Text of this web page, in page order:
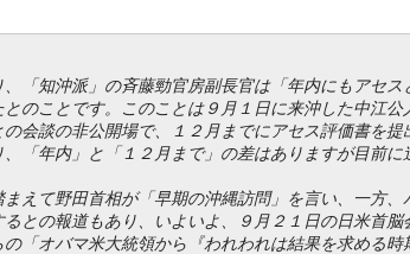
「知沖派」の斉藤勁官房副長官は「年内にもアセス
のことです。このことは９月１日に来沖した中江公
会談の非公開場で、１２月までにアセス評価書を提
「年内」と「１２月まで」の差はありますが目前に
えて野田首相が「早期の沖縄訪問」を言い、一方、
との報道もあり、いよいよ、９月２１日の日米首脳
「オバマ米大統領から『われわれは結果を求める時